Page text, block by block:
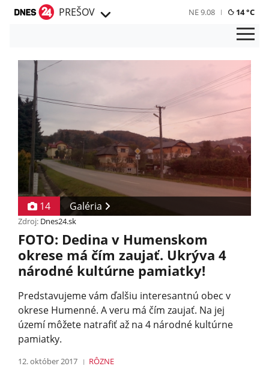
PREŠOV NE 9.08 14 °C
14 Galéria
Zdroj: Dnes24.sk
FOTO: Dedina v Humenskom
okrese má čím zaujať. Ukrýva 4
národné kultúrne pamiatky!
Predstavujeme vám ďalšiu interesantnú obec v
okrese Humenné. A veru má čím zaujať. Na jej
území môžete natrafiť až na 4 národné kultúrne
pamiatky.
12. október 2017 RÔZNE